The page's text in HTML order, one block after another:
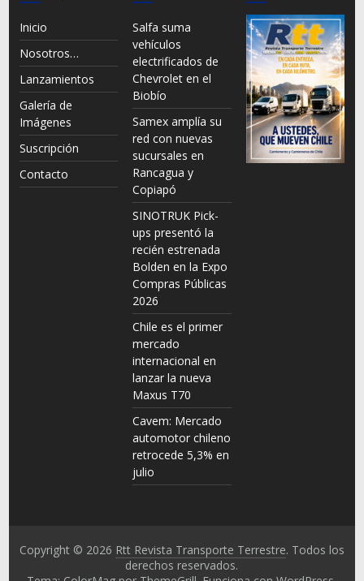
Inicio
Nosotros…
Lanzamientos
Galería de
Imágenes
Suscripción
Contacto
Salfa suma
vehículos
electrificados de
Chevrolet en el
Biobío
Samex amplía su
red con nuevas
sucursales en
Rancagua y
Copiapó
SINOTRUK Pick-
ups presentó la
recién estrenada
Bolden en la Expo
Compras Públicas
2026
Chile es el primer
mercado
internacional en
lanzar la nueva
Maxus T70
Cavem: Mercado
automotor chileno
retrocede 5,3% en
julio
Copyright © 2026 Rtt Revista Transporte Terrestre. Todos los
derechos reservados.